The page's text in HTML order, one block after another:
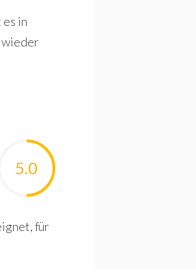
in
wieder
5.0
für